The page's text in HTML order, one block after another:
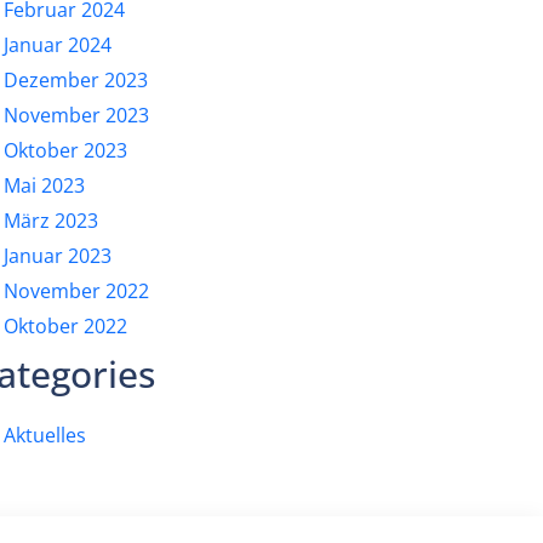
Februar 2024
Januar 2024
Dezember 2023
November 2023
Oktober 2023
Mai 2023
März 2023
Januar 2023
November 2022
Oktober 2022
Aktuelles